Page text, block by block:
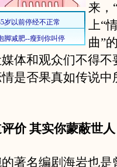
来，
上“
曲”
体和观众们不得不
是否果真如传说中
价 其实你蒙蔽世人
名编剧海岩也是